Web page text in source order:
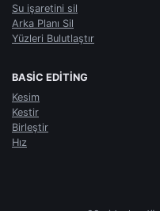
Su işaretini sil
Arka Planı Sil
Yüzleri Bulutlaştır
BASIC EDITING
Kesim
Kestir
Birleştir
Hız